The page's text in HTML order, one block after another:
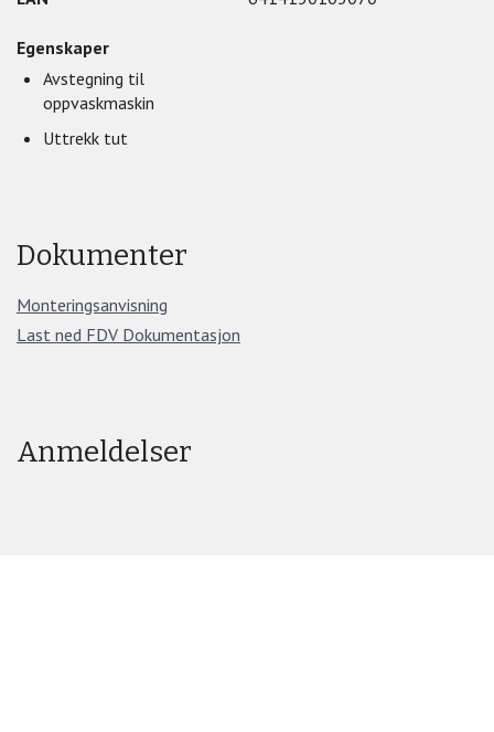
F = fleksible slanger
Høyde: 440 mm
Egenskaper
Avstegning til
oppvaskmaskin
Uttrekk tut
Dokumenter
Monteringsanvisning
Last ned FDV Dokumentasjon
Anmeldelser